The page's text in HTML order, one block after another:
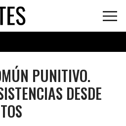
PUNITIVO.
DESDE